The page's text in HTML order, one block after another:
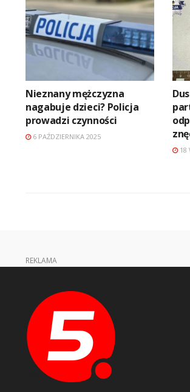
Nieznany mężczyzna
nagabuje dzieci? Policja
prowadzi czynności
6 PAŹDZIERNIKA 2025
18
REKLAMA